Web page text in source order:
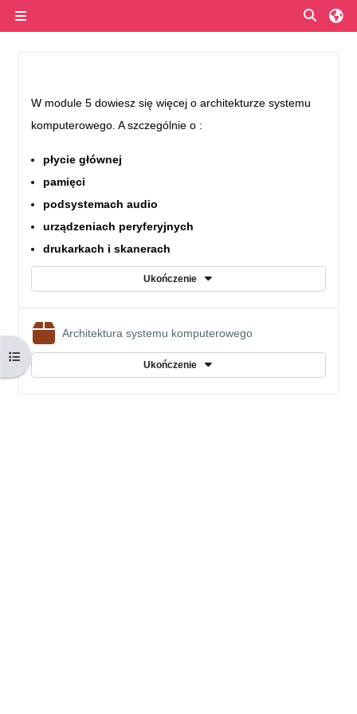
Otwórz indeks kursu
Ukończenie
W module 5 dowiesz się więcej o architekturze systemu
komputerowego. A szczególnie o :
płycie głównej
pamięci
podsystemach audio
urządzeniach peryferyjnych
drukarkach i skanerach
Architektura systemu komputerowegoPakiet SCORM
Ukończenie